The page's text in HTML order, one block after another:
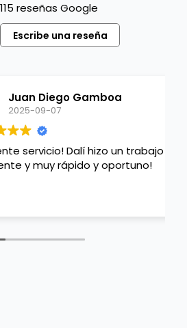
115 reseñas Google
Escribe una reseña
Gamboa
Dalí hizo un trabajo
rápido y oportuno!